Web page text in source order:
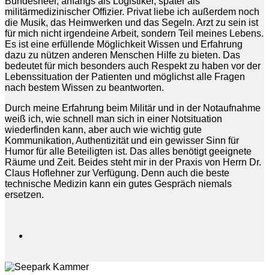
militärmedizinischer Offizier. Privat liebe ich außerdem noch
die Musik, das Heimwerken und das Segeln. Arzt zu sein ist
für mich nicht irgendeine Arbeit, sondern Teil meines Lebens.
Es ist eine erfüllende Möglichkeit Wissen und Erfahrung
dazu zu nützen anderen Menschen Hilfe zu bieten. Das
bedeutet für mich besonders auch Respekt zu haben vor der
Lebenssituation der Patienten und möglichst alle Fragen
nach bestem Wissen zu beantworten.
Durch meine Erfahrung beim Militär und in der Notaufnahme
weiß ich, wie schnell man sich in einer Notsituation
wiederfinden kann, aber auch wie wichtig gute
Kommunikation, Authentizität und ein gewisser Sinn für
Humor für alle Beteiligten ist. Das alles benötigt geeignete
Räume und Zeit. Beides steht mir in der Praxis von Herrn Dr.
Claus Hoflehner zur Verfügung. Denn auch die beste
technische Medizin kann ein gutes Gespräch niemals
ersetzen.